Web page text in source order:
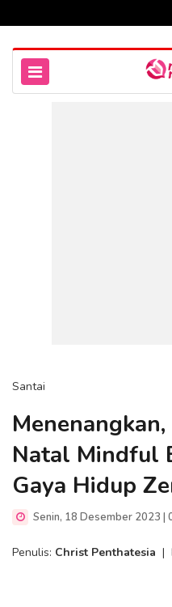
Santai
Natal Mindful
Gaya Hidup
Senin, 18 Desember 2023 |
Penulis: Christ Penthatesia |